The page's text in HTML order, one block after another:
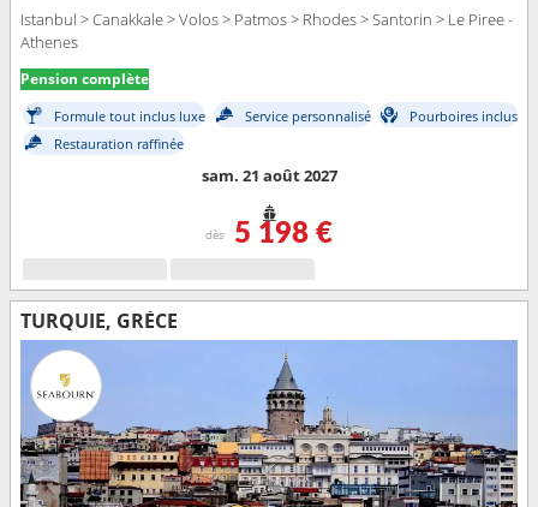
Istanbul > Canakkale > Volos > Patmos > Rhodes > Santorin > Le Piree -
Athenes
Pension complète
Formule tout inclus luxe Service personnalisé
Pourboires inclus
Restauration raffinée
sam. 21 août 2027
dès 5 198 €
TURQUIE, GRÈCE